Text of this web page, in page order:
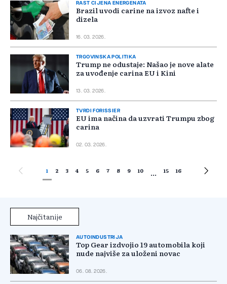
RAST CIJENA ENERGENATA
Brazil uvodi carine na izvoz nafte i
dizela
16. 03. 2026.
TRGOVINSKA POLITIKA
Trump ne odustaje: Našao je nove alate
za uvođenje carina EU i Kini
13. 03. 2026.
TVRDI FORISSIER
EU ima načina da uzvrati Trumpu zbog
carina
02. 03. 2026.
1 2 3 4 5 6 7 8 9 10 ... 15 16
Najčitanije
AUTOINDUSTRIJA
Top Gear izdvojio 19 automobila koji
nude najviše za uloženi novac
06. 08. 2026.